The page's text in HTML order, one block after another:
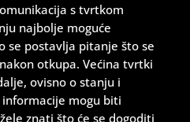
s tvrtkom
najbolje moguće
se postavlja pitanje što se
otkupa. Većina tvrtki
ovisno o stanju i
mogu biti
znati što će se dogoditi